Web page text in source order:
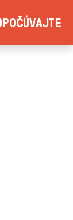
POČÚVAJTE